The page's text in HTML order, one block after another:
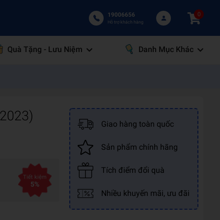
19006656
Hỗ trợ khách hàng
0
Quà Tặng - Lưu Niệm Danh Mục Khác
Tiết kiệm
5%
Giao hàng toàn quốc
Sản phẩm chính hãng
Tích điểm đổi quà
Nhiều khuyến mãi, ưu đãi